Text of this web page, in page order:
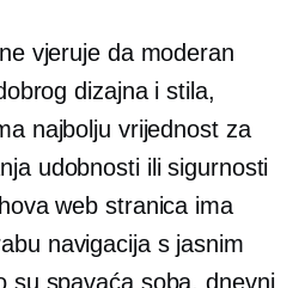
vjeruje da moderan
dizajna i stila,
najbolju vrijednost za
udobnosti ili sigurnosti
web stranica ima
navigacija s jasnim
su spavaća soba, dnevni